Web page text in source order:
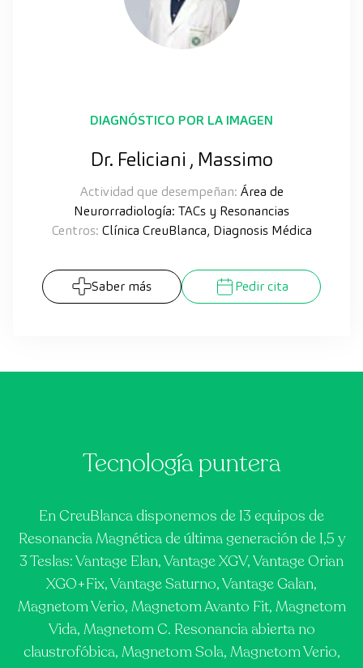
DIAGNÓSTICO POR LA IMAGEN
Dr. Feliciani , Massimo
Actividad que desempeñan: Área de
Neurorradiología: TACs y Resonancias
Centros: Clínica CreuBlanca, Diagnosis Médica
Saber más Pedir cita
Tecnología puntera
En CreuBlanca disponemos de 13 equipos de
Resonancia Magnética de última generación de 1,5 y
3 Teslas: Vantage Elan, Vantage XGV, Vantage Orian
XGO+Fix, Vantage Saturno, Vantage Galan,
Magnetom Verio, Magnetom Avanto Fit, Magnetom
Vida, Magnetom C. Resonancia abierta no
claustrofóbica, Magnetom Sola, Magnetom Verio,